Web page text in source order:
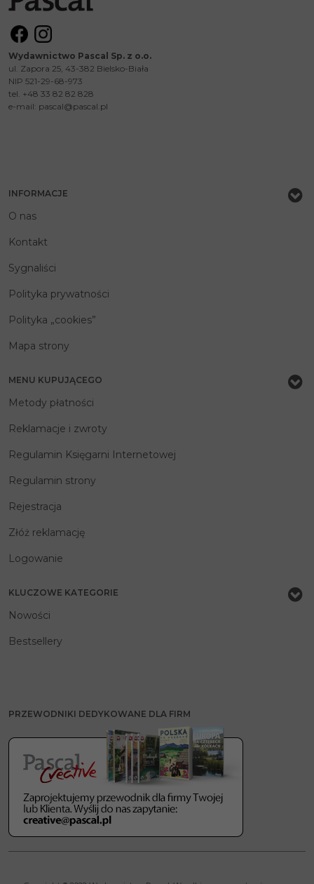
Wydawnictwo Pascal Sp. z o.o.
ul. Zapora 25, 43-382 Bielsko-Biała
NIP 521-29-68-973
tel. +48 33 82 82 828
e-mail: pascal@pascal.pl
INFORMACJE
O nas
Kontakt
Sygnaliści
Polityka prywatności
Polityka „cookies”
Mapa strony
MENU KUPUJĄCEGO
Metody płatności
Reklamacje i zwroty
Regulamin Księgarni Internetowej
Regulamin strony
Rejestracja
Złóż reklamację
Logowanie
KLUCZOWE KATEGORIE
Nowości
Bestsellery
PRZEWODNIKI DEDYKOWANE DLA FIRM